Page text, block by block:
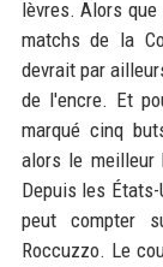
lèvres. Alors
matchs de la
devrait par
de l'encre. Et
marqué cinq
alors le meilleur
Depuis les
peut compter
Roccuzzo. Le